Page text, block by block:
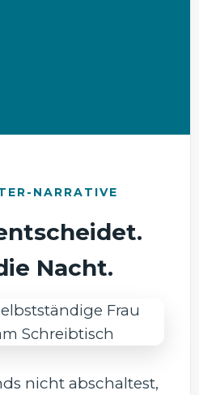
NARRATIVE
Nacht.
nicht abschaltest,